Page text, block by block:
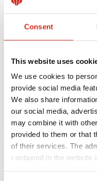
Consent
This website uses
We use cookies to
provide social media
We also share
our social media,
may combine it with
provided to them or that
of their services. The
contained in the website
Realizace a
Soubory
Najít
Kde
Knihovny
Ke stažení
Kontakt